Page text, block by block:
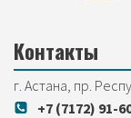
Контакты
г. Астана, пр.
+7 (7172) 91-